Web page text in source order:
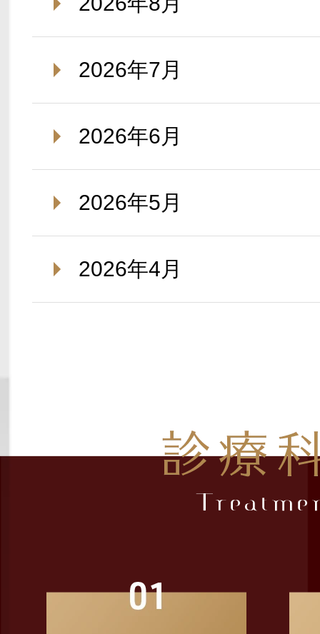
2026年7月
2026年6月
2026年5月
2026年4月